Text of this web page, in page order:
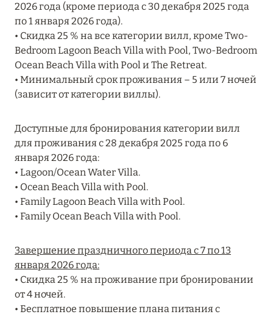
13 февраля 2025
MANDARIN ORIENTAL JUMEIRA, DUBAI:
СКИДКИ ДО 30 % ОТ СУММЫ КОНТРАКТА НА
РАЗМЕЩЕНИЕ ВЕСНОЙ
Подробнее
11 декабря 2024
RIXOS PREMIUM SAADIYAT ISLAND ABU DHABI:
КОНЦЕПЦИЯ «ВСЁ ВКЛЮЧЕНО – ВСЁ
ЭКСКЛЮЗИВНО»
Подробнее
HÔTEL BARRIÈRE LES NEIGES
Подробнее
2026 года (кроме периода с 30 декабря 2025 года
по 1 января 2026 года).
• Скидка 25 % на все категории вилл, кроме Two-
Bedroom Lagoon Beach Villa with Pool, Two-Bedroom
Ocean Beach Villa with Pool и The Retreat.
• Минимальный срок проживания – 5 или 7 ночей
(зависит от категории виллы).
Доступные для бронирования категории вилл
для проживания с 28 декабря 2025 года по 6
января 2026 года:
• Lagoon/Ocean Water Villa.
• Ocean Beach Villa with Pool.
• Family Lagoon Beach Villa with Pool.
• Family Ocean Beach Villa with Pool.
Завершение праздничного периода с 7 по 13
января 2026 года:
• Скидка 25 % на проживание при бронировании
от 4 ночей.
• Бесплатное повышение плана питания с